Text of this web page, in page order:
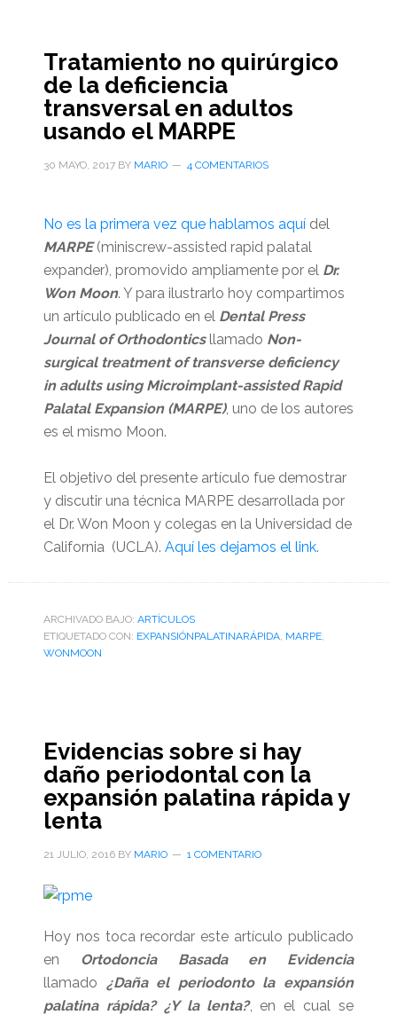
Tratamiento no quirúrgico
de la deficiencia
transversal en adultos
usando el MARPE
30 MAYO, 2017BY MARIO 4 COMENTARIOS
No es la primera vez que hablamos aquídel
MARPE(miniscrew-assisted rapid palatal
expander), promovido ampliamente por el Dr.
Won Moon. Y para ilustrarlo hoy compartimos
un artículo publicado en el Dental Press
Journal of Orthodonticsllamado Non-
surgical treatment of transverse deficiency
in adults using Microimplant-assisted Rapid
Palatal Expansion (MARPE), uno de los autores
es el mismo Moon.
El objetivo del presente artículo fue demostrar
y discutir una técnica MARPE desarrollada por
el Dr. Won Moon y colegas en la Universidad de
California (UCLA). Aquí les dejamos el link.
ARCHIVADO BAJO: ARTÌCULOS
ETIQUETADO CON: EXPANSIÓNPALATINARÁPIDA, MARPE,
WONMOON
Evidencias sobre si hay
daño periodontal con la
expansión palatina rápida y
lenta
21 JULIO, 2016BY MARIO 1 COMENTARIO
Hoy nos toca recordar este artículo publicado
en Ortodoncia Basada en Evidencia
llamado ¿Daña el periodonto la expansión
palatina rápida? ¿Y la lenta?, en el cual se